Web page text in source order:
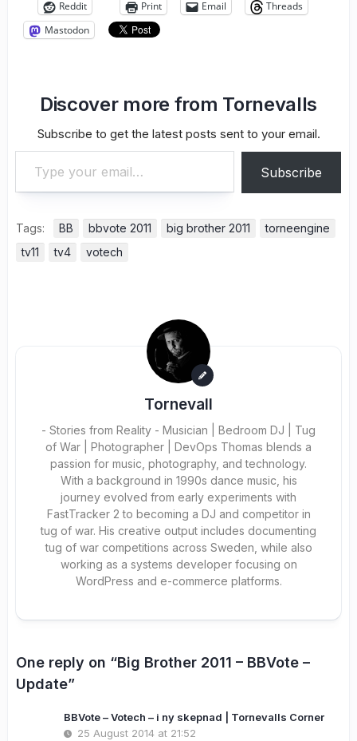
Reddit Print Email
Threads
Mastodon
Discover more from Tornevalls
Subscribe to get the latest posts sent to your email.
Type your email…
Subscribe
Tags: BB bbvote 2011 big brother 2011
torneengine
tv11
tv4 votech
Tornevall
- Stories from Reality - Musician | Bedroom DJ | Tug
of War | Photographer | DevOps Thomas blends a
passion for music, photography, and technology.
With a background in 1990s dance music, his
journey evolved from early experiments with
FastTracker 2 to becoming a DJ and competitor in
tug of war. His creative output includes documenting
tug of war competitions across Sweden, while also
working as a systems developer focusing on
WordPress and e-commerce platforms.
One reply on “Big Brother 2011 – BBVote –
Update”
BBVote – Votech – i ny skepnad | Tornevalls Corner
25 August 2014 at 21:52